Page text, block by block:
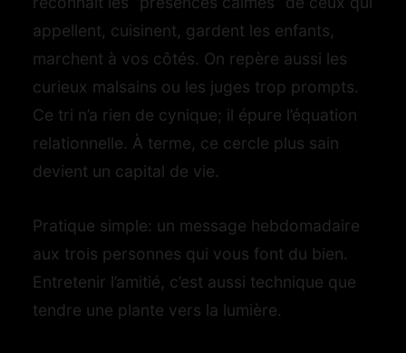
appellent, cuisinent, gardent les enfants,
marchent à vos côtés. On repère aussi les
curieux malsains ou les juges trop prompts.
Ce tri n’a rien de cynique; il épure l’équation
relationnelle. À terme, ce cercle plus sain
devient un capital de vie.
Pratique simple: un message hebdomadaire
aux trois personnes qui vous font du bien.
Entretenir l’amitié, c’est aussi technique que
tendre une plante vers la lumière.